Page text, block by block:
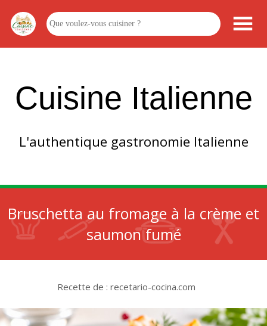
Cuisine Italienne
L'authentique gastronomie Italienne
Bruschetta au fromage à la crème et
saumon fumé
Recette de : recetario-cocina.com